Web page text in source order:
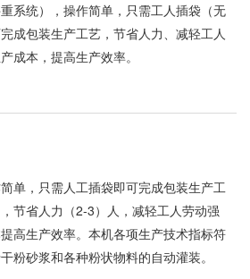
系统），操作简单，只需工人插袋（无
成包装生产工艺，节省人力、减轻工人
成本，提高生产效率。
单，只需人工插袋即可完成包装生产工
节省人力（2-3）人，减轻工人劳动强
高生产效率。本机各项生产技术指标符
粉砂浆和各种粉状物料的自动灌装。